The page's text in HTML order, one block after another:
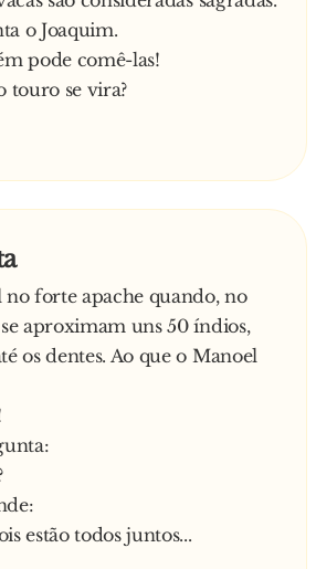
cavalo.
índio, pergunta o cowboy:
fale com a tua ovelha?
responde o índio:
o Joaquim.
pode comê-las!
touro se vira?
no forte apache quando, no
aproximam uns 50 índios,
os dentes. Ao que o Manoel
estão todos juntos...